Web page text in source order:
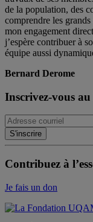
de la population, des
comprendre les
mon engagement
j’espère contribuer à
équipe aussi
Bernard Derome
Inscrivez-vous
Contribuez à
Je fais un don